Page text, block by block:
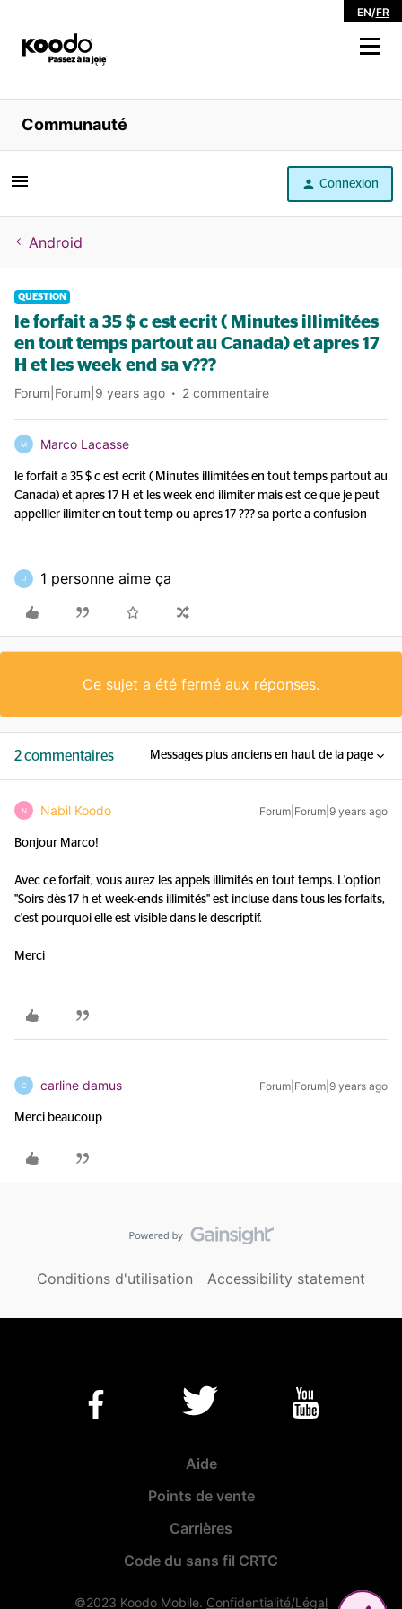
EN/FR
Magasiner
Libre service
Aide
Communauté
Connexion
Android
QUESTION
le forfait a 35 $ c est ecrit ( Minutes illimitées
en tout temps partout au Canada) et apres 17
H et les week end sa v???
Forum|Forum|9 years ago 2 commentaire
M Marco Lacasse
le forfait a 35 $ c est ecrit ( Minutes illimitées en tout temps partout au
Canada) et apres 17 H et les week end ilimiter mais est ce que je peut
appelller ilimiter en tout temp ou apres 17 ??? sa porte a confusion
J 1 personne aime ça
Ce sujet a été fermé aux réponses.
2 commentaires Messages plus anciens en haut de la page
N Nabil Koodo Forum|Forum|9 years ago
Bonjour Marco!
Avec ce forfait, vous aurez les appels illimités en tout temps. L'option
"Soirs dès 17 h et week-ends illimités" est incluse dans tous les forfaits,
c'est pourquoi elle est visible dans le descriptif.
Merci
C carline damus Forum|Forum|9 years ago
Merci beaucoup
Conditions d'utilisation Accessibility statement
Aide
Points de vente
Carrières
Code du sans fil CRTC
©2023 Koodo Mobile. Confidentialité/Légal